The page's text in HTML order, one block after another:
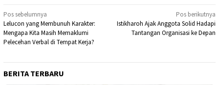
Navigasi
pos
Pos sebelumnya
Lelucon yang Membunuh Karakter:
Mengapa Kita Masih Memaklumi
Pelecehan Verbal di Tempat Kerja?
Pos berikutnya
Istikharoh Ajak Anggota Solid Hadapi
Tantangan Organisasi ke Depan
BERITA TERBARU